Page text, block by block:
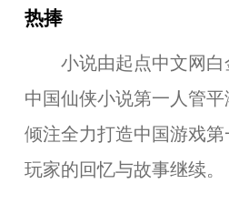
热捧
小说由起点中文网白
中国仙侠小说第一人管
倾注全力打造中国游戏
玩家的回忆与故事继续。